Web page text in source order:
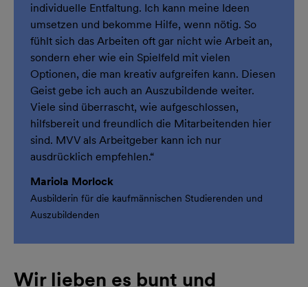
individuelle Entfaltung. Ich kann meine Ideen
umsetzen und bekomme Hilfe, wenn nötig. So
fühlt sich das Arbeiten oft gar nicht wie Arbeit an,
sondern eher wie ein Spielfeld mit vielen
Optionen, die man kreativ aufgreifen kann. Diesen
Geist gebe ich auch an Auszubildende weiter.
Viele sind überrascht, wie aufgeschlossen,
hilfsbereit und freundlich die Mitarbeitenden hier
sind. MVV als Arbeitgeber kann ich nur
ausdrücklich empfehlen.“
Mariola Morlock
Ausbilderin für die kaufmännischen Studierenden und
Auszubildenden
Wir lieben es bunt und